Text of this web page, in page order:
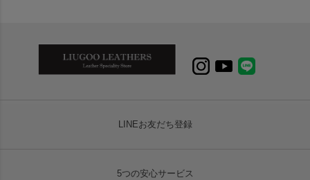
LINEお友だち登録
5つの安心サービス